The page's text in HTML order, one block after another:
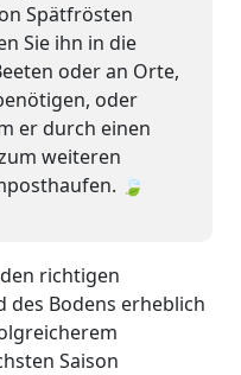
Spätfrösten
Sie ihn in die
oder an Orte,
oder
er durch einen
weiteren
🍃
richtigen
des Bodens erheblich
Saison